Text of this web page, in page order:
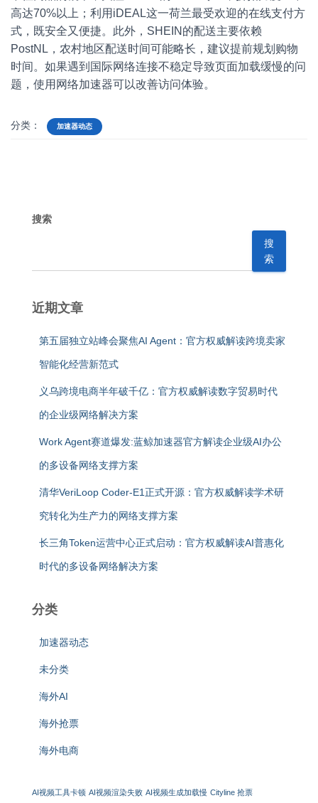
高达70%以上；利用iDEAL这一荷兰最受欢迎的在线支付方
式，既安全又便捷。此外，SHEIN的配送主要依赖
PostNL，农村地区配送时间可能略长，建议提前规划购物
时间。如果遇到国际网络连接不稳定导致页面加载缓慢的问
题，使用网络加速器可以改善访问体验。
分类： 加速器动态
搜索
搜
索
近期文章
第五届独立站峰会聚焦AI Agent：官方权威解读跨境卖家
智能化经营新范式
义乌跨境电商半年破千亿：官方权威解读数字贸易时代
的企业级网络解决方案
Work Agent赛道爆发:蓝鲸加速器官方解读企业级AI办公
的多设备网络支撑方案
清华VeriLoop Coder-E1正式开源：官方权威解读学术研
究转化为生产力的网络支撑方案
长三角Token运营中心正式启动：官方权威解读AI普惠化
时代的多设备网络解决方案
分类
加速器动态
未分类
海外AI
海外抢票
海外电商
AI视频工具卡顿 AI视频渲染失败 AI视频生成加载慢 Cityline 抢票